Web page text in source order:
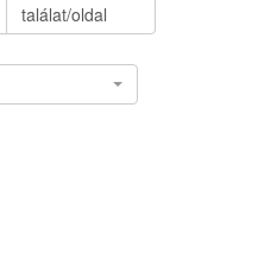
találat/oldal